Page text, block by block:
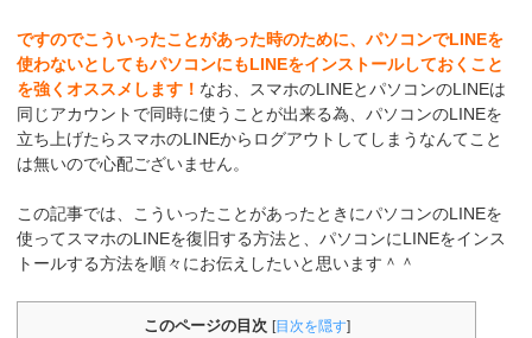
ですのでこういったことがあった時のために、パソコンでLINEを
使わないとしてもパソコンにもLINEをインストールしておくこと
を強くオススメします！ なお、スマホのLINEとパソコンのLINEは
同じアカウントで同時に使うことが出来る為、パソコンのLINEを
立ち上げたらスマホのLINEからログアウトしてしまうなんてこと
は無いので心配ございません。
この記事では、こういったことがあったときにパソコンのLINEを
使ってスマホのLINEを復旧する方法と、パソコンにLINEをインス
トールする方法を順々にお伝えしたいと思います＾＾
このページの目次 [目次を隠す]